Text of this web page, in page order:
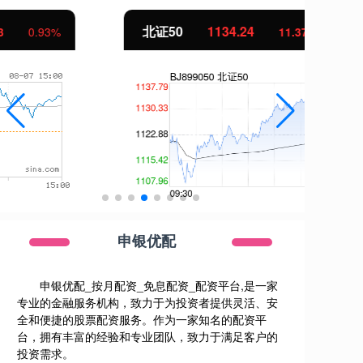
北证50 1134.24 11.37 1.01%
申银优配
申银优配_按月配资_免息配资_配资平台,是一家
专业的金融服务机构，致力于为投资者提供灵活、安
全和便捷的股票配资服务。作为一家知名的配资平
台，拥有丰富的经验和专业团队，致力于满足客户的
投资需求。